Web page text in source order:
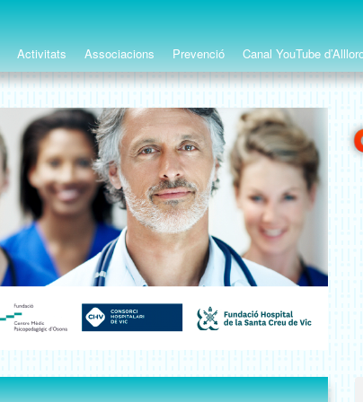
Activitats Associacions Prevenció Canal YouTube